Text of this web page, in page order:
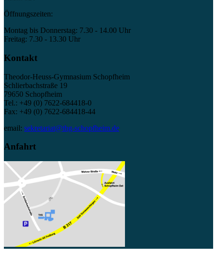
Öffnungszeiten:
Montag bis Donnerstag: 7.30 - 14.00 Uhr
Freitag: 7.30 - 13.30 Uhr
Kontakt
Theodor-Heuss-Gymnasium Schopfheim
Schlierbachstraße 19
79650 Schopfheim
Tel.: +49 (0) 7622-684418-0
Fax: +49 (0) 7622-684418-44
email: sekretariat@thg-schopfheim.de
Anfahrt